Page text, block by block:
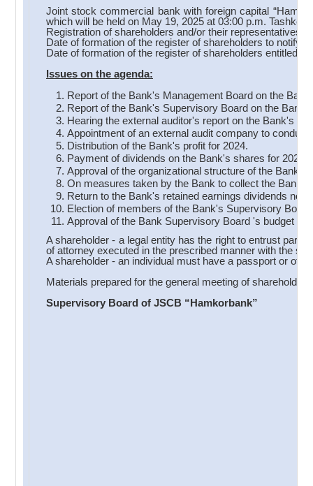
Joint stock commercial bank with foreign capital
which will be held on May 19, 2025 at 03:00 p.m.
Registration of shareholders and/or their representatives
Date of formation of the register of shareholders to notify
Date of formation of the register of shareholders entitled
Issues on the agenda:
Report of the Bank's Management Board on the
Report of the Bank's Supervisory Board on the
Hearing the external auditor's report on the Bank's
Appointment of an external audit company to
Distribution of the Bank's profit for 2024.
Payment of dividends on the Bank's shares for 2024.
Approval of the organizational structure of the Bank.
On measures taken by the Bank to collect the Bank's
Return to the Bank's retained earnings dividends
Election of members of the Bank's Supervisory
Approval of the Bank Supervisory Board 's budget for
A shareholder - a legal entity has the right to entrust
of attorney executed in the prescribed manner with the
A shareholder - an individual must have a passport or
Materials prepared for the general meeting of
Supervisory Board of JSCB “Hamkorbank”